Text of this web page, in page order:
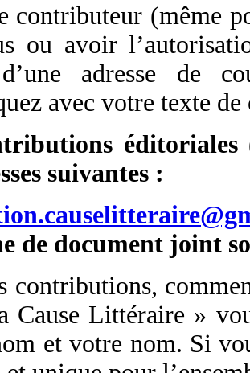
contributeur (même
ou avoir
adresse de
avec votre texte
éditoriales
suivantes :
de document joint
contributions,
Cause Littéraire »
et votre nom. Si